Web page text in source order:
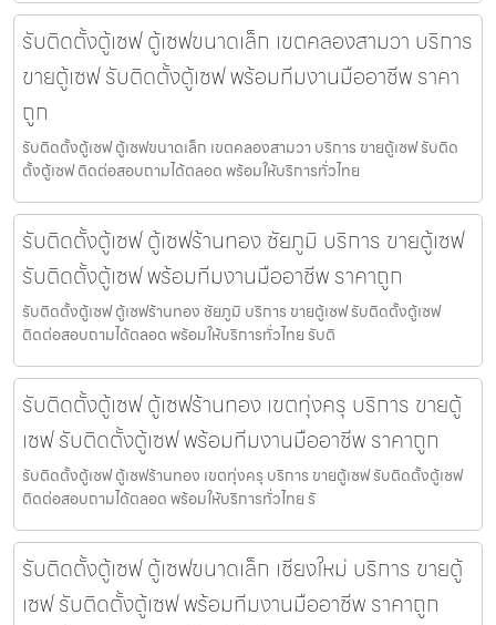
รับติดตั้งตู้เซฟ ตู้เซฟขนาดเล็ก เขตคลองสามวา บริการ
ขายตู้เซฟ รับติดตั้งตู้เซฟ พร้อมทีมงานมืออาชีพ ราคา
ถูก
รับติดตั้งตู้เซฟ ตู้เซฟขนาดเล็ก เขตคลองสามวา บริการ ขายตู้เซฟ รับติด
ตั้งตู้เซฟ ติดต่อสอบถามได้ตลอด พร้อมให้บริการทั่วไทย
รับติดตั้งตู้เซฟ ตู้เซฟร้านทอง ชัยภูมิ บริการ ขายตู้เซฟ
รับติดตั้งตู้เซฟ พร้อมทีมงานมืออาชีพ ราคาถูก
รับติดตั้งตู้เซฟ ตู้เซฟร้านทอง ชัยภูมิ บริการ ขายตู้เซฟ รับติดตั้งตู้เซฟ
ติดต่อสอบถามได้ตลอด พร้อมให้บริการทั่วไทย รับติ
รับติดตั้งตู้เซฟ ตู้เซฟร้านทอง เขตทุ่งครุ บริการ ขายตู้
เซฟ รับติดตั้งตู้เซฟ พร้อมทีมงานมืออาชีพ ราคาถูก
รับติดตั้งตู้เซฟ ตู้เซฟร้านทอง เขตทุ่งครุ บริการ ขายตู้เซฟ รับติดตั้งตู้เซฟ
ติดต่อสอบถามได้ตลอด พร้อมให้บริการทั่วไทย รั
รับติดตั้งตู้เซฟ ตู้เซฟขนาดเล็ก เชียงใหม่ บริการ ขายตู้
เซฟ รับติดตั้งตู้เซฟ พร้อมทีมงานมืออาชีพ ราคาถูก